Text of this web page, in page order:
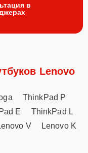
в
Lenovo
ThinkPad P
E
ThinkPad L
V
Lenovo K